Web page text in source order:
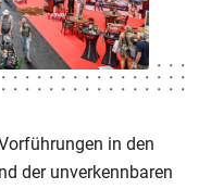
in den
der unverkennbaren